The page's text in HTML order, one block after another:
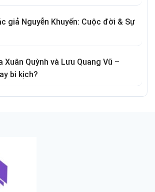
giả Nguyễn Khuyến: Cuộc đời & Sự
Xuân Quỳnh và Lưu Quang Vũ –
bi kịch?